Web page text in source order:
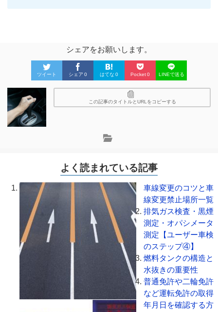
シェアをお願いします。
ツイート シェア 0 はてな 0 Pocket0 LINEで送る
この記事のタイトルとURLをコピーする
よく読まれている記事
車線変更のコツと車
線変更禁止場所一覧
排気ガス検査・黒煙
測定・オパシメータ
測定【ユーザー車検
のステップ④】
燃料タンクの構造と
水抜きの重要性
普通免許や二輪免許
など運転免許の取得
年月日を確認する方